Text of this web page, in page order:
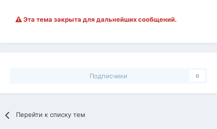
Эта тема закрыта для дальнейших сообщений.
Подписчики 0
Перейти к списку тем